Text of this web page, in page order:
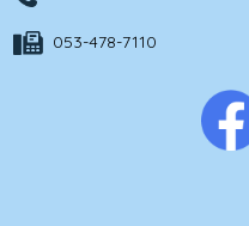
053-478-7110